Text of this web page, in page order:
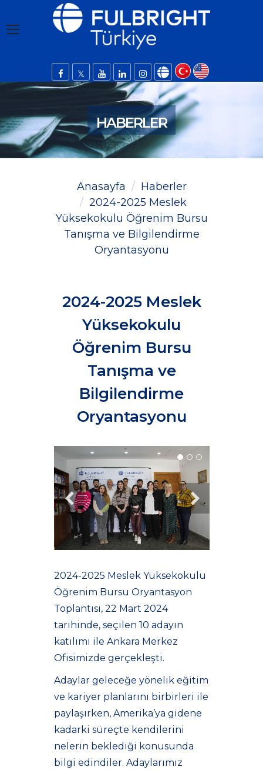
HABERLER
Anasayfa
Haberler
2024-2025 Meslek
Yüksekokulu Öğrenim Bursu
Tanışma ve Bilgilendirme
Oryantasyonu
2024-2025 Meslek
Yüksekokulu
Öğrenim Bursu
Tanışma ve
Bilgilendirme
Oryantasyonu
2024-2025 Meslek Yüksekokulu
Öğrenim Bursu Oryantasyon
Toplantısı, 22 Mart 2024
tarihinde, seçilen 10 adayın
katılımı ile Ankara Merkez
Ofisimizde gerçekleşti.
Adaylar geleceğe yönelik eğitim
ve kariyer planlarını birbirleri ile
paylaşırken, Amerika’ya gidene
kadarki süreçte kendilerini
nelerin beklediği konusunda
bilgi edindiler. Adaylarımız